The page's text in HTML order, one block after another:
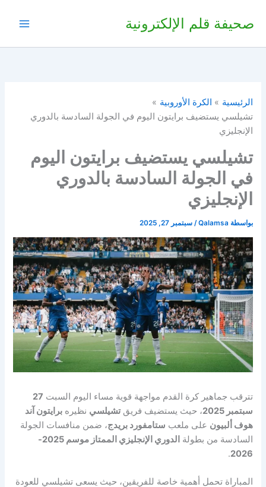
صحيفة قلم الإلكترونية
الرئيسية
الكرة الأوروبية
تشيلسي يستضيف برايتون اليوم في الجولة السادسة بالدوري
الإنجليزي
تشيلسي يستضيف برايتون اليوم
في الجولة السادسة بالدوري
الإنجليزي
بواسطة Qalamsa
/سبتمبر 27, 2025
تترقب جماهير كرة القدم مواجهة قوية مساء اليوم السبت 27
سبتمبر 2025
، حيث يستضيف فريقتشيلسي نظيرهبرايتون آند
هوف ألبيون على ملعب ستامفورد بريدج، ضمن منافسات الجولة
السادسة من بطولة
الدوري الإنجليزي الممتاز موسم 2025-
2026
.
المباراة تحمل أهمية خاصة للفريقين، حيث يسعى تشيلسي للعودة